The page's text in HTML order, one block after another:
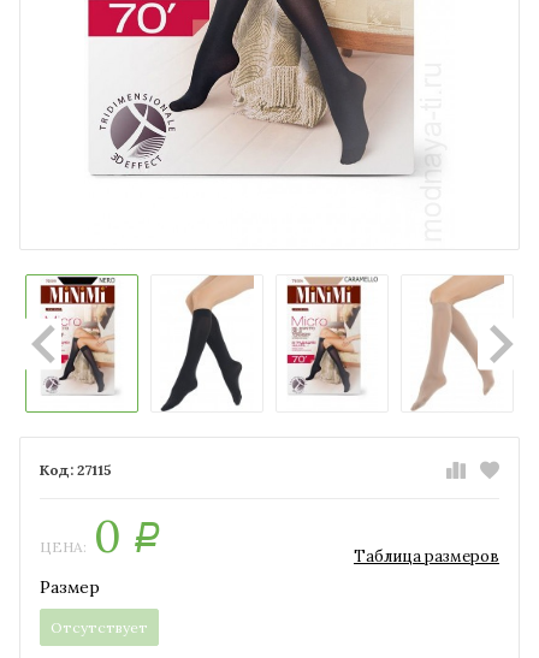
27115
ЦЕНА: 0 Р
Таблица размеров
Размер
Отсутствует